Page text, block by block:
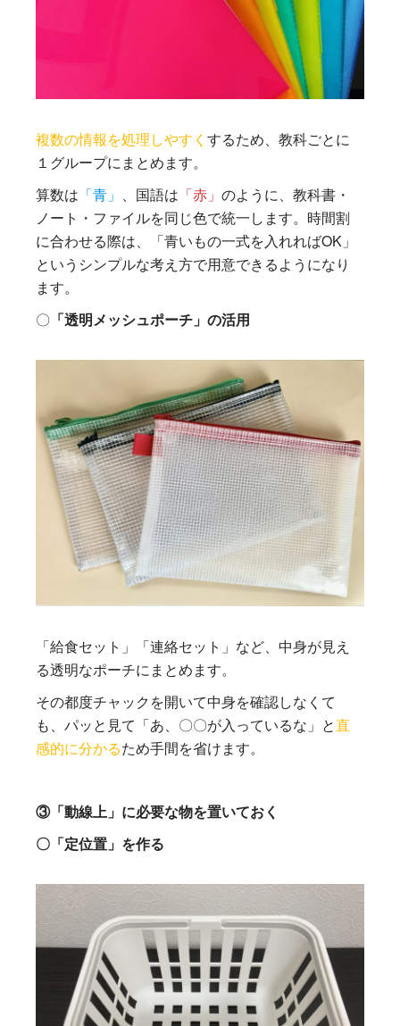
複数の情報を処理しやすくするため、教科ごとに
１グループにまとめます。
算数は 「青」 、国語は 「赤」のように、教科書・
ノート・ファイルを同じ色で統一します。時間割
に合わせる際は、「青いもの一式を入れればOK」
というシンプルな考え方で用意できるようになり
ます。
〇 「透明メッシュポーチ」の活用
「給食セット」「連絡セット」など、中身が見え
る透明なポーチにまとめます。
その都度チャックを開いて中身を確認しなくて
も、パッと見て「あ、〇〇が入っているな」と直
感的に分かるため手間を省けます。
③「動線上」に必要な物を置いておく
〇「定位置」を作る